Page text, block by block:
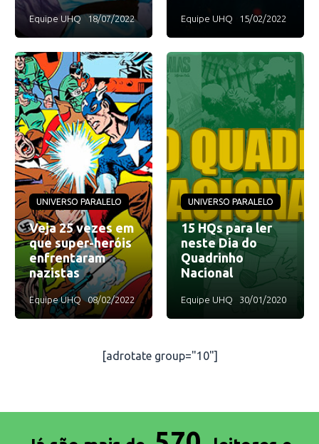
Equipe UHQ 18/07/2022 Equipe UHQ 15/02/2022
UNIVERSO PARALELO
Veja 25 vezes em
que super-heróis
enfrentaram
nazistas
Equipe UHQ 08/02/2022
UNIVERSO PARALELO
15 HQs para ler
neste Dia do
Quadrinho
Nacional
Equipe UHQ 30/01/2020
[adrotate group="10"]